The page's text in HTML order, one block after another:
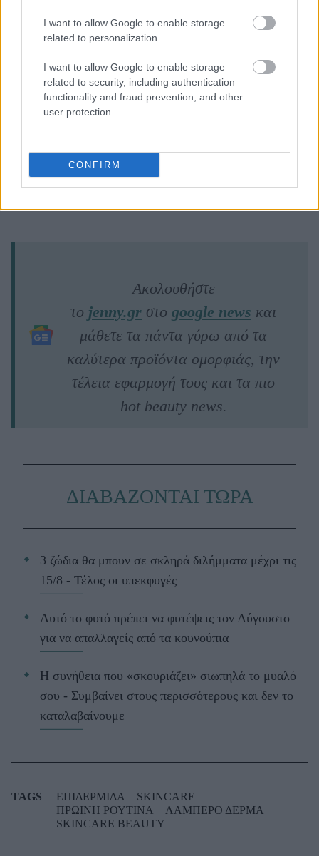
I want to allow Google to enable storage
related to personalization.
I want to allow Google to enable storage
related to security, including authentication
functionality and fraud prevention, and other
user protection.
CONFIRM
UVMUNE400 Invisible Fluid SPF
50
Ακολουθήστε
το jenny.gr στο google news και
μάθετε τα πάντα γύρω από τα
καλύτερα προϊόντα ομορφιάς, την
τέλεια εφαρμογή τους και τα πιο
hot beauty news.
ΔΙΑΒΑΖΟΝΤΑΙ ΤΩΡΑ
3 ζώδια θα μπουν σε σκληρά διλήμματα μέχρι τις
15/8 - Τέλος οι υπεκφυγές
Αυτό το φυτό πρέπει να φυτέψεις τον Αύγουστο
για να απαλλαγείς από τα κουνούπια
Η συνήθεια που «σκουριάζει» σιωπηλά το μυαλό
σου - Συμβαίνει στους περισσότερους και δεν το
καταλαβαίνουμε
TAGS ΕΠΙΔΕΡΜΙΔΑ
SKINCARE
ΠΡΩΙΝΗ ΡΟΥΤΙΝΑ
ΛΑΜΠΕΡΟ ΔΕΡΜΑ
SKINCARE BEAUTY